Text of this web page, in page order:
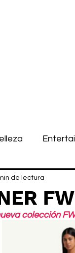
de lectura
colección